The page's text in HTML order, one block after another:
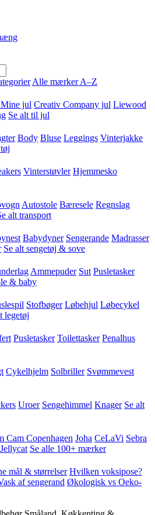
Alle mærker A–Z
Mine jul Creativ Company jul Liewood
Se alt til jul
Body Bluse Leggings Vinterjakke
Vinterstøvler Hjemmesko
Autostole Bæresele Regnslag
alt transport
Babydyner Sengerande Madrasser
Se alt sengetøj & sove
Ammepuder Sut Pusletasker
& baby
Stofbøger Løbehjul Løbecykel
legetøj
Pusletasker Toilettasker Penalhus
Cykelhjelm Solbriller Svømmevest
Uroer Sengehimmel Knager Se alt
Cam Copenhagen Joha CeLaVi Sebra
Jellycat Se alle 100+ mærker
mål & størrelser Hvilken voksipose?
af sengerand Økologisk vs Oeko-